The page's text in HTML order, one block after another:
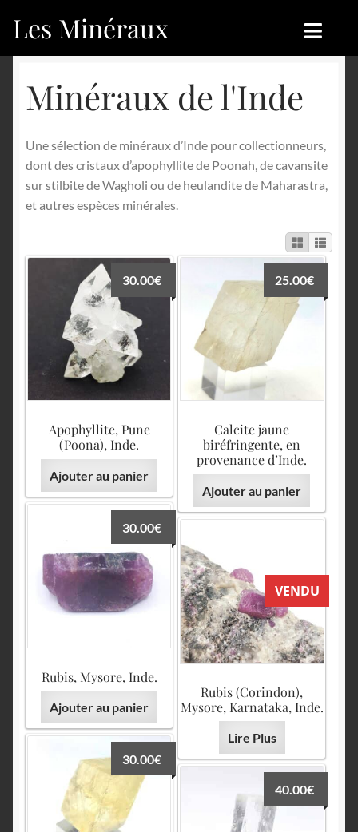
Aller
à
navigation
Aller
au
Les Minéraux
Catégories
Nouveautés
Achat
English
Boutique
Nouveautés
Blog
Contactez-nous
Sites amis
Minéraux de l'Inde
Une sélection de minéraux d’Inde pour collectionneurs,
dont des cristaux d’apophyllite de Poonah, de cavansite
sur stilbite de Wagholi ou de heulandite de Maharastra,
et autres espèces minérales.
Apophyllite, Pune
(Poona), Inde.
30.00€
Ajouter au panier
Calcite jaune
biréfringente, en
provenance d’Inde.
25.00€
Ajouter au panier
Rubis, Mysore, Inde.
30.00€
Ajouter au panier
VENDU
Rubis (Corindon),
Mysore, Karnataka, Inde.
Lire Plus
30.00€
40.00€